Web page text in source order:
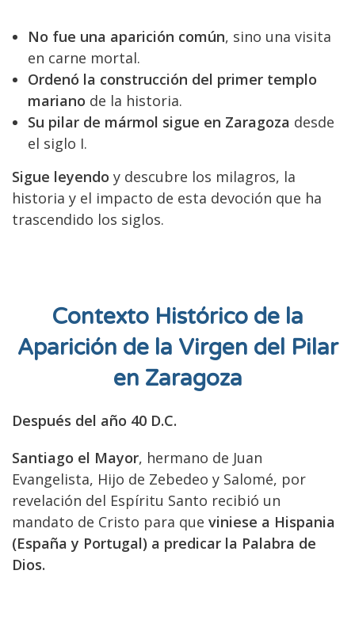
No fue una aparición común, sino una visita
en carne mortal.
Ordenó la construcción del primer templo
mariano de la historia.
Su pilar de mármol sigue en Zaragoza desde
el siglo I.
Sigue leyendo y descubre los milagros, la
historia y el impacto de esta devoción que ha
trascendido los siglos.
Contexto Histórico de la
Aparición de la Virgen del Pilar
en Zaragoza
Después del año 40 D.C.
Santiago el Mayor, hermano de Juan
Evangelista, Hijo de Zebedeo y Salomé, por
revelación del Espíritu Santo recibió un
mandato de Cristo para que viniese a Hispania
(España y Portugal) a predicar la Palabra de
Dios.